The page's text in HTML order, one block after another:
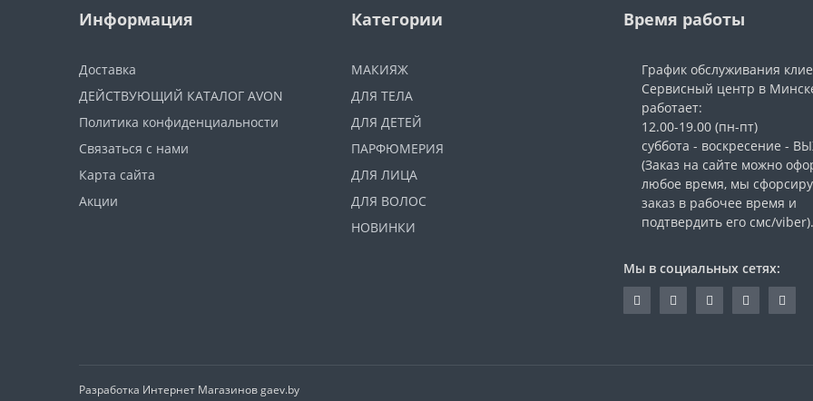
Информация
Доставка
ДЕЙСТВУЮЩИЙ КАТАЛОГ AVON
Политика конфиденциальности
Связаться с нами
Карта сайта
Акции
Категории
МАКИЯЖ
ДЛЯ ТЕЛА
ДЛЯ ДЕТЕЙ
ПАРФЮМЕРИЯ
ДЛЯ ЛИЦА
ДЛЯ ВОЛОС
НОВИНКИ
Время работы
График обслуживания
Сервисный центр в
работает:
12.00-19.00 (пн-пт)
суббота - воскресение -
(Заказ на сайте можно
любое время, мы
заказ в рабочее время и
подтвердить его смс/viber).
Мы в социальных сетях:
Разработка Интернет Магазиновgaev.by